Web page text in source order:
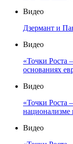
Видео
Дзермант и
Видео
«Точки Роста
основаниях
Видео
«Точки Роста
национализме
Видео